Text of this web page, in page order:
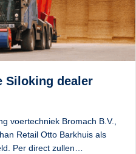
Siloking dealer
voertechniek Bromach B.V.,
Retail Otto Barkhuis als
Per direct zullen…